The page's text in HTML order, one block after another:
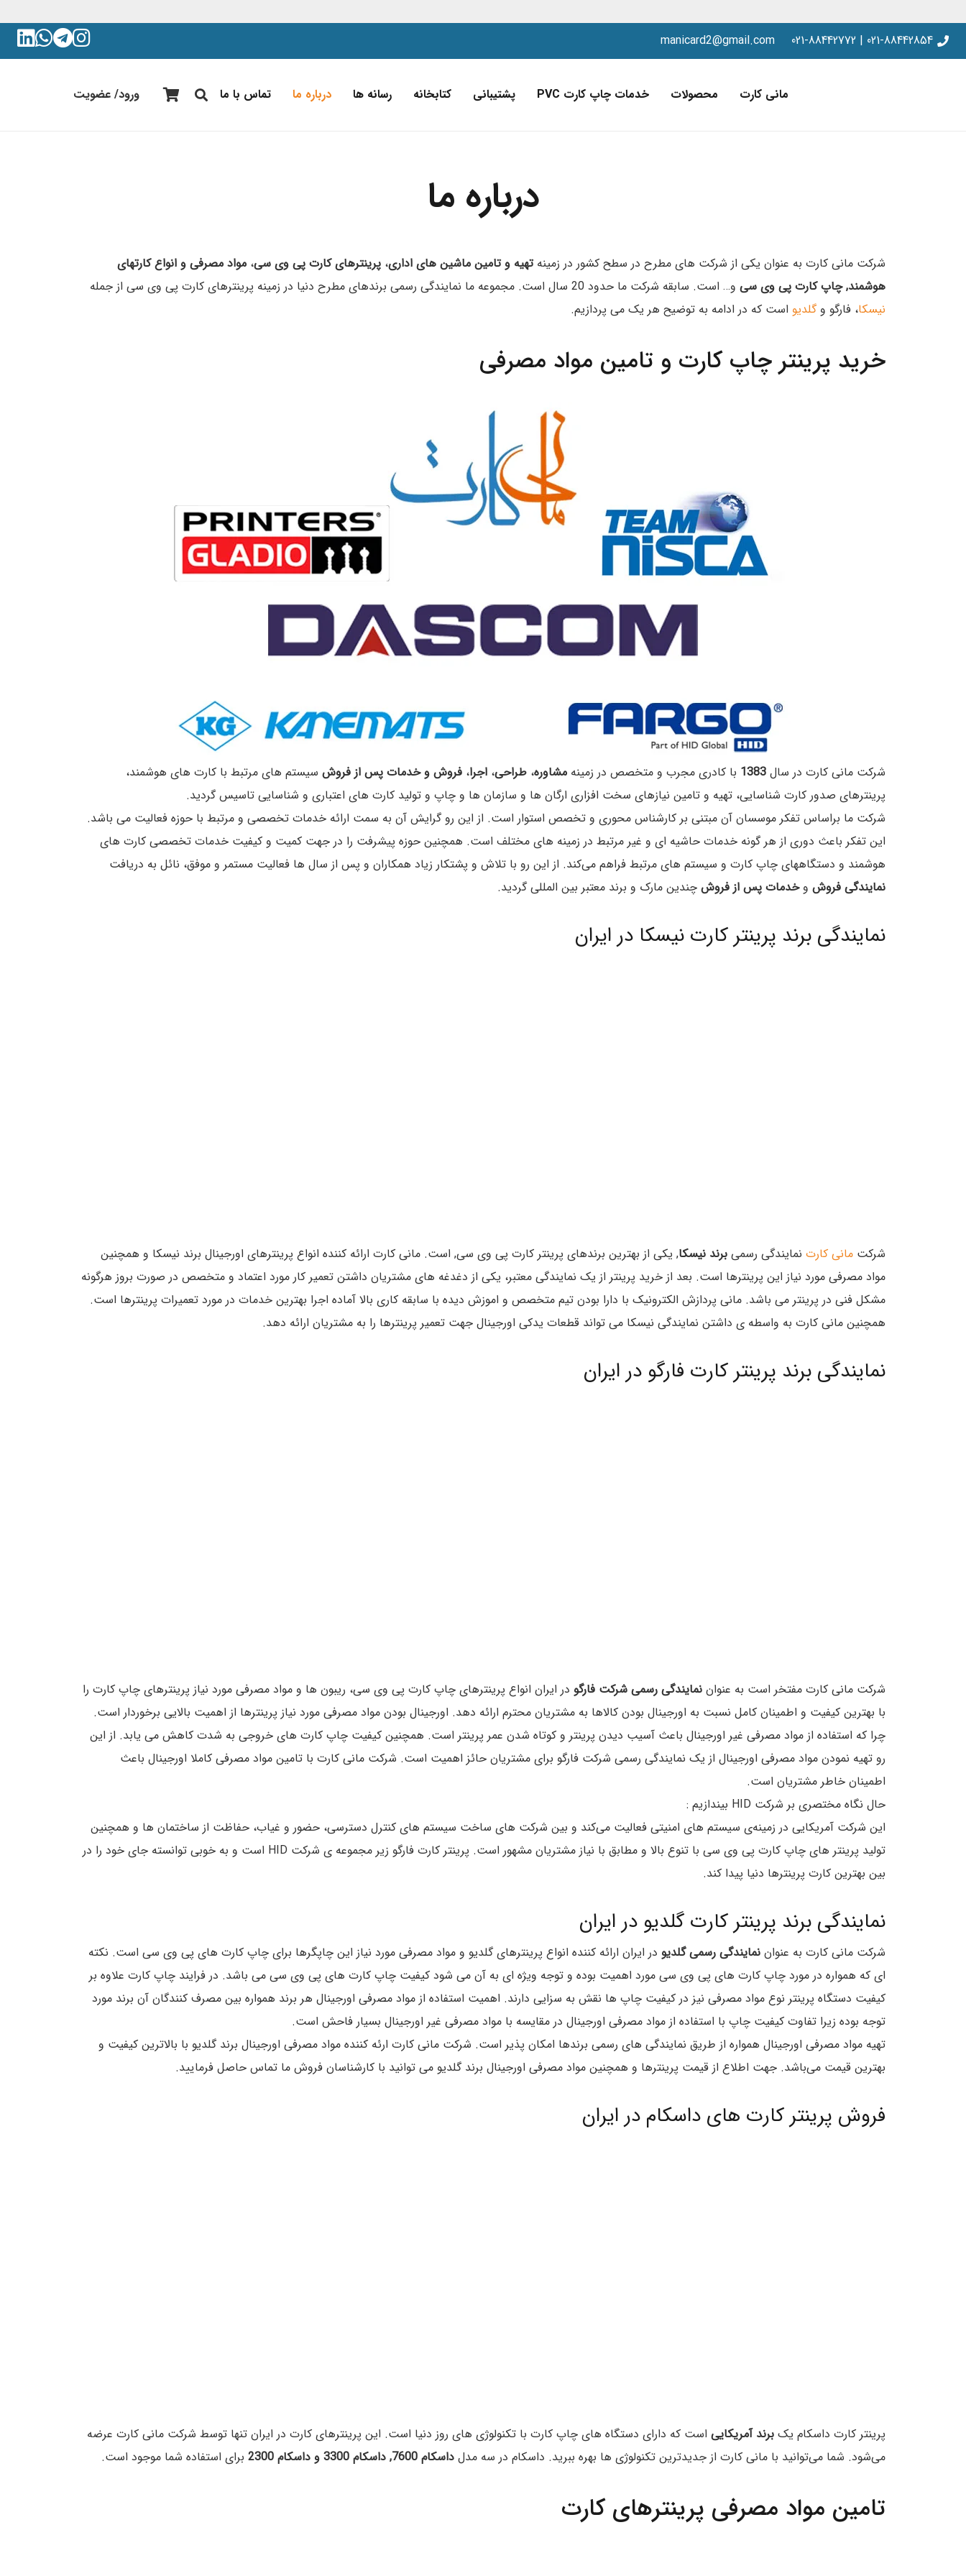
021-88442854 | 021-88442772
manicard2@gmail.com
مانی کارت محصولات خدمات چاپ کارت PVC پشتیبانی کتابخانه رسانه ها درباره ما تماس با ما ورود/ عضویت
درباره ما
شرکت مانی کارت به عنوان یکی از شرکت های مطرح در سطح کشور در زمینهتهیه و تامین ماشین های اداری، پرینترهای کارت پی وی سی، مواد مصرفی و انواع کارتهای
هوشمند, چاپ کارت پی وی سی و… است. سابقه شرکت ما حدود 20 سال است. مجموعه ما نمایندگی رسمی برندهای مطرح دنیا در زمینه پرینترهای کارت پی وی سی از جمله
نیسکا، فارگو وگلدیو است که در ادامه به توضیح هر یک می پردازیم.
خرید پرینتر چاپ کارت و تامین مواد مصرفی
شركت مانی کارت در سال 1383 با كادری مجرب و متخصص در زمينه مشاوره، طراحی، اجرا، فروش و خدمات پس از فروش سیستم های مرتبط با کارت های هوشمند،
پرينترهای صدور کارت شناسایی، تهیه و تامین نیازهای سخت افزاری ارگان ها و سازمان ها و چاپ و تولید کارت های اعتباری و شناسایی تاسیس گردید.
شرکت ما براساس تفکر موسسان آن مبتنی بر کارشناس محوری و تخصص استوار است. از این رو گرایش آن به سمت ارائه خدمات تخصصی و مرتبط با حوزه فعالیت می باشد.
این تفکر باعث دوری از هر گونه خدمات حاشیه ای و غیر مرتبط در زمینه های مختلف است. همچنین حوزه پیشرفت را در جهت کمیت و کیفیت خدمات تخصصی کارت های
هوشمند و دستگاههای چاپ کارت و سیستم های مرتبط فراهم می‌کند. از این رو با تلاش و پشتکار زیاد همکاران و پس از سال ها فعالیت مستمر و موفق، نائل به دریافت
نمایندگی فروش وخدمات پس از فروش چندین مارک و برند معتبر بین المللی گردید.
نمایندگی برند پرینتر کارت نیسکا در ایران
شرکت مانی کارت نمایندگی رسمی برند نیسکا, یکی از بهترین برندهای پرینتر کارت پی وی سی, است. مانی کارت ارائه کننده انواع پرینترهای اورجینال برند نیسکا و همچنین
مواد مصرفی مورد نیاز این پرینترها است. بعد از خرید پرینتر از یک نمایندگی معتبر، یکی از دغدغه های مشتریان داشتن تعمیر کار مورد اعتماد و متخصص در صورت بروز هرگونه
مشکل فنی در پرینتر می باشد. مانی پردازش الکترونیک با دارا بودن تیم متخصص و اموزش دیده با سابقه کاری بالا آماده اجرا بهترین خدمات در مورد تعمیرات پرینترها است.
همچنین مانی کارت به واسطه ی داشتن نمایندگی نیسکا می تواند قطعات یدکی اورجینال جهت تعمیر پرینترها را به مشتریان ارائه دهد.
نمایندگی برند پرینتر کارت فارگو در ایران
شرکت مانی کارت مفتخر است به عنوان نمایندگی رسمی شرکت فارگو در ایران انواع پرینترهای چاپ کارت پی وی سی، ریبون ها و مواد مصرفی مورد نیاز پرینترهای چاپ کارت را
با بهترین کیفیت و اطمینان کامل نسبت به اورجینال بودن کالاها به مشتریان محترم ارائه دهد. اورجینال بودن مواد مصرفی مورد نیاز پرینترها از اهمیت بالایی برخوردار است.
چرا که استفاده از مواد مصرفی غیر اورجینال باعث آسیب دیدن پرینتر و کوتاه شدن عمر پرینتر است. همچنین کیفیت چاپ کارت های خروجی به شدت کاهش می یابد. از این
رو تهیه نمودن مواد مصرفی اورجینال از یک نمایندگی رسمی شرکت فارگو برای مشتریان حائز اهمیت است. شرکت مانی کارت با تامین مواد مصرفی کاملا اورجینال باعث
اطمینان خاطر مشتریان است.
حال نگاه مختصری بر شرکت HID بیندازیم :
این شرکت آمریکایی در زمینه‌ی سیستم های امنیتی فعالیت می‌کند و بین شرکت های ساخت سیستم های کنترل دسترسی، حضور و غیاب، حفاظت از ساختمان ها و همچنین
تولید پرینتر های چاپ کارت پی وی سی با تنوع بالا و مطابق با نیاز مشتریان مشهور است. پرینتر کارت فارگو زیر مجموعه ی شرکت HID است و به خوبی توانسته جای خود را در
بین بهترین کارت پرینترها دنیا پیدا کند.
نمایندگی برند پرینتر کارت گلدیو در ایران
شرکت مانی کارت به عنوان نمایندگی رسمی گلدیو در ایران ارائه کننده انواع پرینترهای گلدیو و مواد مصرفی مورد نیاز این چاپگرها برای چاپ کارت های پی وی سی است. نکته
ای که همواره در مورد چاپ کارت های پی وی سی مورد اهمیت بوده و توجه ویژه ای به آن می شود کیفیت چاپ کارت های پی وی سی می باشد. در فرایند چاپ کارت علاوه بر
کیفیت دستگاه پرینتر نوع مواد مصرفی نیز در کیفیت چاپ ها نقش به سزایی دارند. اهمیت استفاده از مواد مصرفی اورجینال هر برند همواره بین مصرف کنندگان آن برند مورد
توجه بوده زیرا تفاوت کیفیت چاپ با استفاده از مواد مصرفی اورجینال در مقایسه با مواد مصرفی غیر اورجینال بسیار فاحش است.
تهیه مواد مصرفی اورجینال همواره از طریق نمایندگی های رسمی برندها امکان پذیر است. شرکت مانی کارت ارئه کننده مواد مصرفی اورجینال برند گلدیو با بالاترین کیفیت و
بهترین قیمت می‌باشد. جهت اطلاع از قیمت پرینترها و همچنین مواد مصرفی اورجینال برند گلدیو می توانید با کارشناسان فروش ما تماس حاصل فرمایید.
فروش پرینتر کارت های داسکام در ایران
پرینتر کارت داسکام یک برند آمریکایی است که دارای دستگاه های چاپ کارت با تکنولوژی های روز دنیا است. این پرینترهای کارت در ایران تنها توسط شرکت مانی کارت عرضه
می‌شود. شما می‌توانید با مانی کارت از جدیدترین تکنولوژی ها بهره ببرید. داسکام در سه مدل داسکام 7600, داسکام 3300 و داسکام 2300 برای استفاده شما موجود است.
تامین مواد مصرفی پرینترهای کارت